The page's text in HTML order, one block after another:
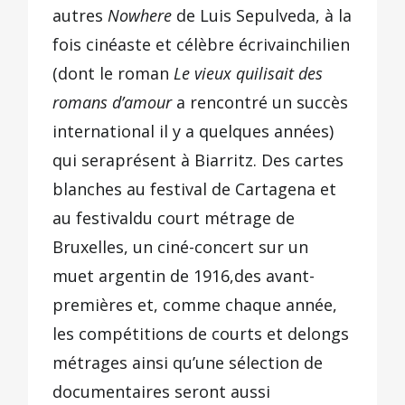
autresNowhere de Luis Sepulveda, à la
fois cinéaste et célèbre écrivainchilien
(dont le romanLe vieux quilisait des
romans d’amoura rencontré un succès
international il y a quelques années)
qui seraprésent à Biarritz. Des cartes
blanches au festival de Cartagena et
au festivaldu court métrage de
Bruxelles, un ciné-concert sur un
muet argentin de 1916,des avant-
premières et, comme chaque année,
les compétitions de courts et delongs
métrages ainsi qu’une sélection de
documentaires seront aussi